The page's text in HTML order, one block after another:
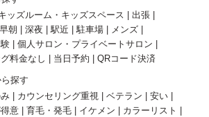
ッズルーム・キッズスペース
出張
早朝 深夜 駅近 駐車場
メンズ
個人サロン・プライベートサロン
料金なし 当日予約 QRコード決済
探す
カウンセリング重視 ベテラン
安い
意 育毛・発毛 イケメン
カラーリスト